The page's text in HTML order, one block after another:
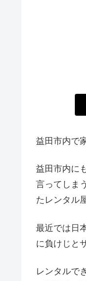
益田市内で
益田市内に
言ってしま
たレンタル
最近では日
に負けじと
レンタルで